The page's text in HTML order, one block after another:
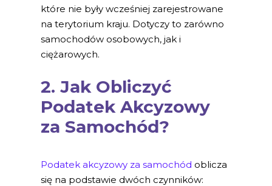
które nie były wcześniej zarejestrowane
na terytorium kraju. Dotyczy to zarówno
samochodów osobowych, jak i
ciężarowych.
2. Jak Obliczyć
Podatek Akcyzowy
za Samochód?
Podatek akcyzowy za samochód oblicza
się na podstawie dwóch czynników: